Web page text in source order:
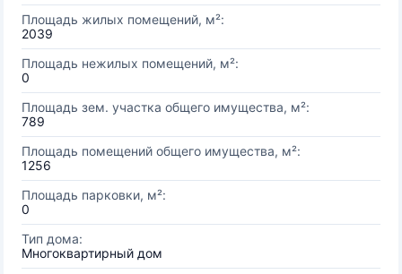
Площадь жилых помещений, м²:
2039
Площадь нежилых помещений, м²:
0
Площадь зем. участка общего имущества, м²:
789
Площадь помещений общего имущества, м²:
1256
Площадь парковки, м²:
0
Тип дома:
Многоквартирный дом